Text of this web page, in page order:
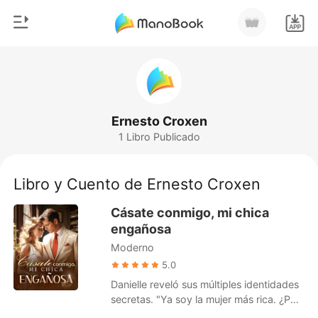
Salir
Instalar APP
Hombre Lobo
Romance
Urbano
Ranking
Ernesto Croxen
1 Libro Publicado
Libro y Cuento de Ernesto Croxen
Cásate conmigo, mi chica
engañosa
Moderno
5.0
Danielle reveló sus múltiples identidades
secretas. "Ya soy la mujer más rica. ¿Por